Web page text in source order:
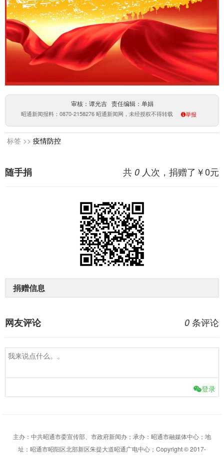
审核：谭光吉 责任编辑：单娟
昭通新闻报料：0870-2158276 昭通新闻网，未经授权不得转载 举报
标签 >> 疫情防控
共 0 人次，捐赠了￥0元
随手捐
捐赠信息
0 条评论
网友评论
登录
主办：中共昭通市委宣传部、市政府新闻办；承办：昭通市融媒体中心；地
址：昭通市昭阳区北部新区朱提大道昭通广电中心；Copyright © 2017-